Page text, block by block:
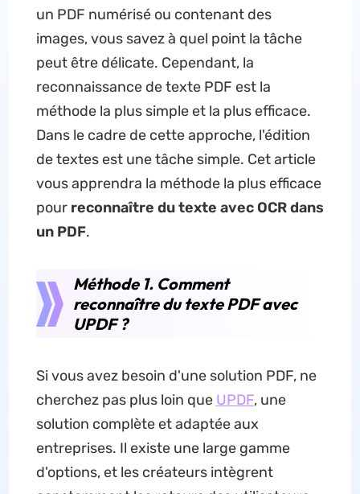
un PDF numérisé ou contenant des
images, vous savez à quel point la tâche
peut être délicate. Cependant, la
reconnaissance de texte PDF est la
méthode la plus simple et la plus efficace.
Dans le cadre de cette approche, l'édition
de textes est une tâche simple. Cet article
vous apprendra la méthode la plus efficace
pour reconnaître du texte avec OCR dans
un PDF.
Méthode 1. Comment
reconnaître du texte PDF avec
UPDF ?
Si vous avez besoin d'une solution PDF, ne
cherchez pas plus loin que UPDF, une
solution complète et adaptée aux
entreprises. Il existe une large gamme
d'options, et les créateurs intègrent